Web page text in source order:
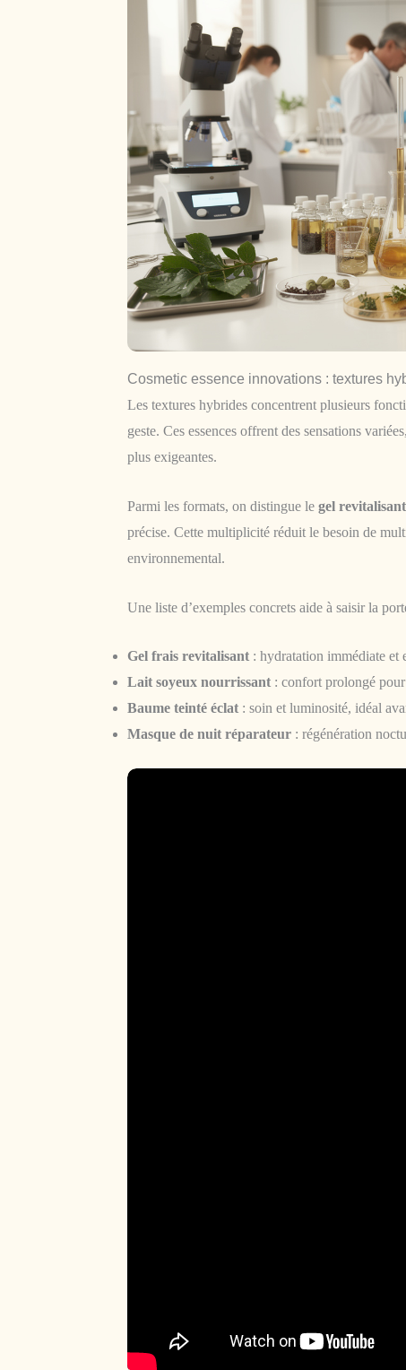
Cosmetic essence innovations : textures
Les textures hybrides concentrent plusieurs
geste. Ces essences offrent des sensations
plus exigeantes.
Parmi les formats, on distingue le gel revitalisant
précise. Cette multiplicité réduit le besoin de
environnemental.
Une liste d’exemples concrets aide à saisir la
Gel frais revitalisant : hydratation immédiate et
Lait soyeux nourrissant : confort prolongé pour
Baume teinté éclat : soin et luminosité, idéal
Masque de nuit réparateur : régénération